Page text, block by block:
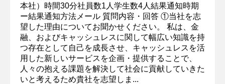
本社）時間30分社員数1人学生数4人結果通知時期
ー結果通知方法メール 質問内容・回答 ①当社を志
望した理由についてお聞かせください。 私は、金
融、およびキャッシュレスに関して幅広い知識を持
つ存在として自己を成長させ、キャッシュレスを活
用した新しいサービスを企画・提供することで、
人々の抱える課題を解決して社会に貢献していきた
いと考えるため貴社を志望しま...